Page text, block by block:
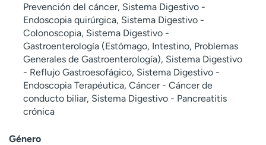
Prevención del cáncer, Sistema Digestivo -
Endoscopia quirúrgica, Sistema Digestivo -
Colonoscopia, Sistema Digestivo -
Gastroenterología (Estómago, Intestino, Problemas
Generales de Gastroenterología), Sistema Digestivo
- Reflujo Gastroesofágico, Sistema Digestivo -
Endoscopia Terapéutica, Cáncer - Cáncer de
conducto biliar, Sistema Digestivo - Pancreatitis
crónica
Género